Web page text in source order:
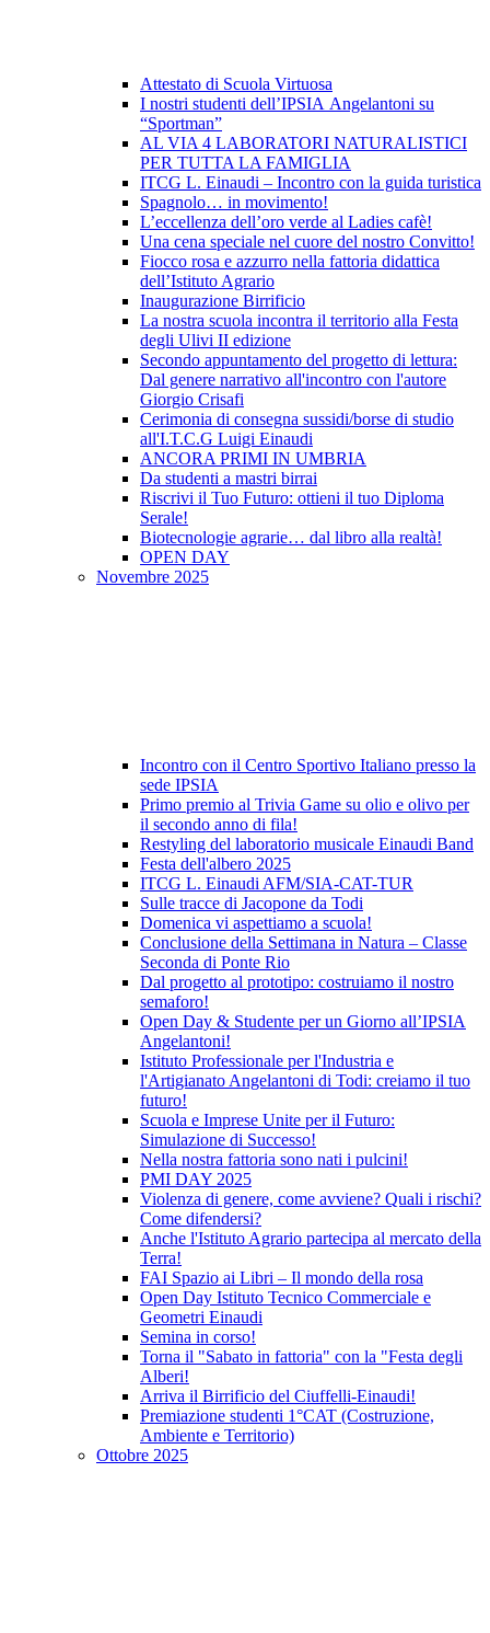
Attestato di Scuola Virtuosa
I nostri studenti dell’IPSIA Angelantoni su
“Sportman”
AL VIA 4 LABORATORI NATURALISTICI
PER TUTTA LA FAMIGLIA
ITCG L. Einaudi – Incontro con la guida turistica
Spagnolo… in movimento!
L’eccellenza dell’oro verde al Ladies cafè!
Una cena speciale nel cuore del nostro Convitto!
Fiocco rosa e azzurro nella fattoria didattica
dell’Istituto Agrario
Inaugurazione Birrificio
La nostra scuola incontra il territorio alla Festa
degli Ulivi II edizione
Secondo appuntamento del progetto di lettura:
Dal genere narrativo all'incontro con l'autore
Giorgio Crisafi
Cerimonia di consegna sussidi/borse di studio
all'I.T.C.G Luigi Einaudi
ANCORA PRIMI IN UMBRIA
Da studenti a mastri birrai
Riscrivi il Tuo Futuro: ottieni il tuo Diploma
Serale!
Biotecnologie agrarie… dal libro alla realtà!
OPEN DAY
Novembre 2025
Incontro con il Centro Sportivo Italiano presso la
sede IPSIA
Primo premio al Trivia Game su olio e olivo per
il secondo anno di fila!
Restyling del laboratorio musicale Einaudi Band
Festa dell'albero 2025
ITCG L. Einaudi AFM/SIA-CAT-TUR
Sulle tracce di Jacopone da Todi
Domenica vi aspettiamo a scuola!
Conclusione della Settimana in Natura – Classe
Seconda di Ponte Rio
Dal progetto al prototipo: costruiamo il nostro
semaforo!
Open Day & Studente per un Giorno all’IPSIA
Angelantoni!
Istituto Professionale per l'Industria e
l'Artigianato Angelantoni di Todi: creiamo il tuo
futuro!
Scuola e Imprese Unite per il Futuro:
Simulazione di Successo!
Nella nostra fattoria sono nati i pulcini!
PMI DAY 2025
Violenza di genere, come avviene? Quali i rischi?
Come difendersi?
Anche l'Istituto Agrario partecipa al mercato della
Terra!
FAI Spazio ai Libri – Il mondo della rosa
Open Day Istituto Tecnico Commerciale e
Geometri Einaudi
Semina in corso!
Torna il "Sabato in fattoria" con la "Festa degli
Alberi!
Arriva il Birrificio del Ciuffelli-Einaudi!
Premiazione studenti 1°CAT (Costruzione,
Ambiente e Territorio)
Ottobre 2025